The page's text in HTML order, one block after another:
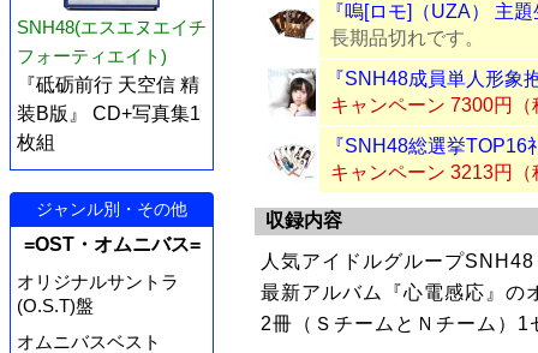
SNH48(エスエヌエイチ
フォーティエイト)
『砥砺前行 天空信 精
装B版』 CD+写真集1
枚組
ジャンル別・その他
=OST・オムニバス=
オリジナルサントラ
(O.S.T)盤
オムニバスベスト
『嗚[ロモ]（UZA） 主
長期品切れです。
『SNH48成員単人形象
キャンペーン 7300円（
『SNH48総選挙
キャンペーン 3213円（
収録内容
人気アイドルグループ
最新アルバム『心電感応』の
2冊（ＳチームとＮチーム）1